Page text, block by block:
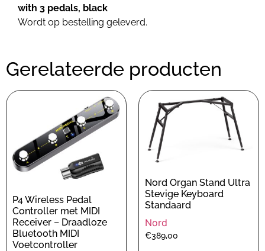
with 3 pedals, black
Wordt op bestelling geleverd.
Gerelateerde producten
P4 Wireless Pedal
Controller met MIDI
Receiver – Draadloze
Bluetooth MIDI
Voetcontroller
Nord Organ Stand Ultra
Stevige Keyboard
Standaard
Nord
€389,00